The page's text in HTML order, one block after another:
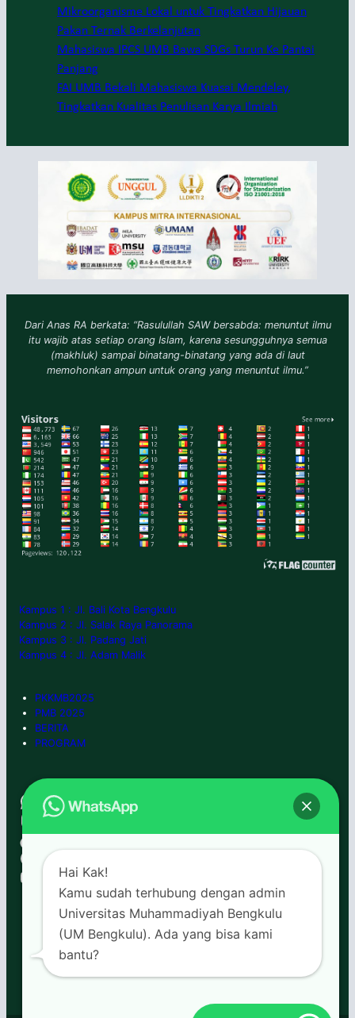
Mikroorganisme Lokal untuk Tingkatkan Hijauan
Pakan Ternak Berkelanjutan
Mahasiswa IPCS UMB Bawa SDGs Turun Ke Pantai
Panjang
FAI UMB Bekali Mahasiswa Kuasai Mendeley,
Tingkatkan Kualitas Penulisan Karya Ilmiah
Dari Anas RA berkata: “Rasulullah SAW bersabda: menuntut ilmu
itu wajib atas setiap orang Islam, karena sesungguhnya semua
(makhluk) sampai binatang-binatang yang ada di laut
memohonkan ampun untuk orang yang menuntut ilmu.”
Kampus 1 : Jl. Bali Kota Bengkulu
Kampus 2 : Jl. Salak Raya Panorama
Kampus 3 : Jl. Padang Jati
Kampus 4 : Jl. Adam Malik
PKKMB2025
PMB 2025
BERITA
PROGRAM
WhatsApp 0852-6666-7992
Instagram umbengkulu
TikTok
Facebook
YouTube umb tv
Hai Kak!
Kamu sudah terhubung dengan admin
Universitas Muhammadiyah Bengkulu
(UM Bengkulu). Ada yang bisa kami
bantu?